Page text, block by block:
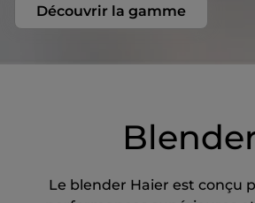
Découvrir la gamme
Le blender Haier est conçu